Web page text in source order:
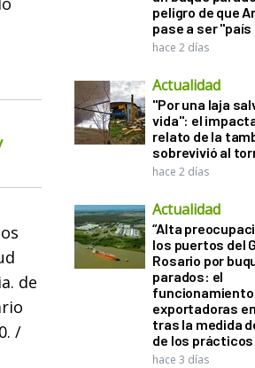
de
/
peligro de que
pase a ser
hace 2 días
Actualidad
"Por una laja
vida": el
relato de la
sobrevivió al
hace 2 días
Actualidad
“Alta
los puertos del
Rosario por
parados: el
funcionamiento
exportadoras
tras la medida
de los prácticos
hace 3 días